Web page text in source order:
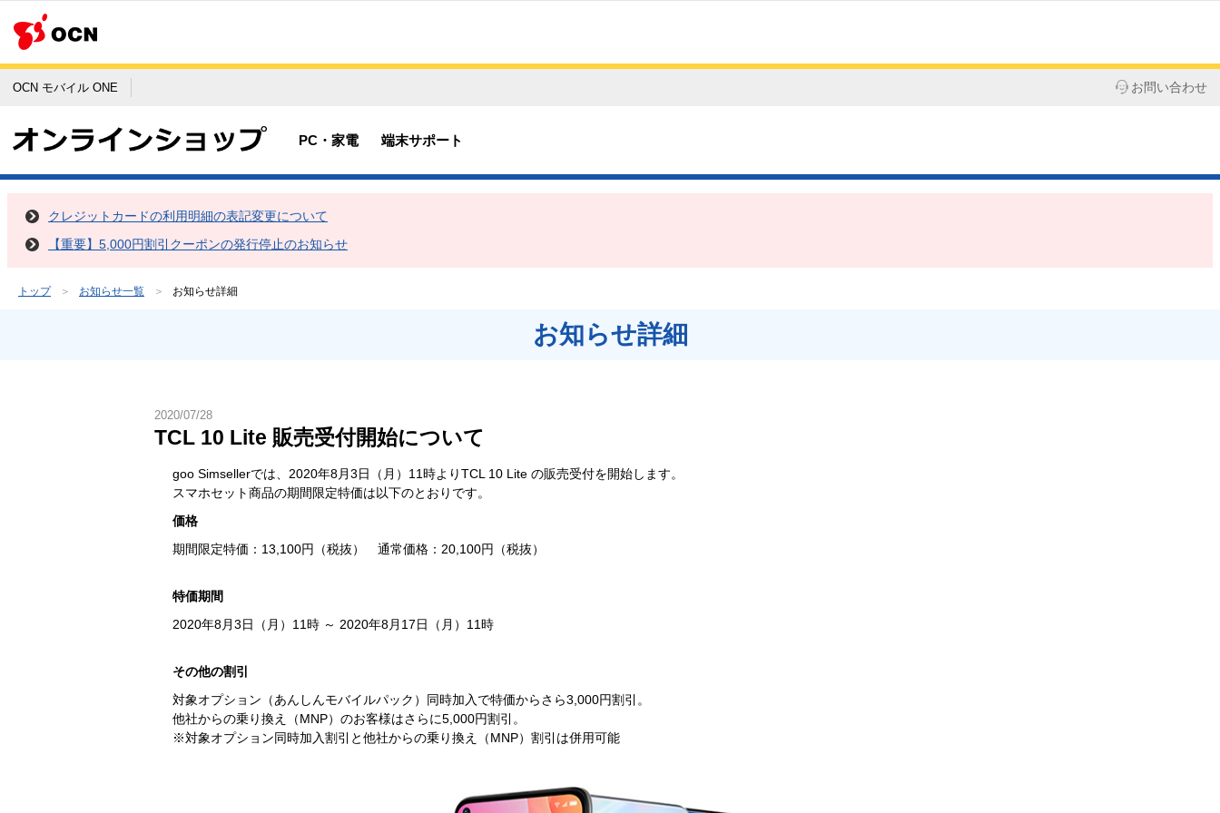
OCN モバイル ONE お問い合わせ
PC・家電 端末サポート
クレジットカードの利用明細の表記変更について
【重要】5,000円割引クーポンの発行停止のお知らせ
トップ お知らせ一覧 お知らせ詳細
お知らせ詳細
2020/07/28
TCL 10 Lite 販売受付開始について
goo Simsellerでは、2020年8月3日（月）11時よりTCL 10 Lite の販売受付を開始します。
スマホセット商品の期間限定特価は以下のとおりです。
価格
期間限定特価：13,100円（税抜） 通常価格：20,100円（税抜）
特価期間
2020年8月3日（月）11時 ～ 2020年8月17日（月）11時
その他の割引
対象オプション（あんしんモバイルパック）同時加入で特価からさら3,000円割引。
他社からの乗り換え（MNP）のお客様はさらに5,000円割引。
※対象オプション同時加入割引と他社からの乗り換え（MNP）割引は併用可能